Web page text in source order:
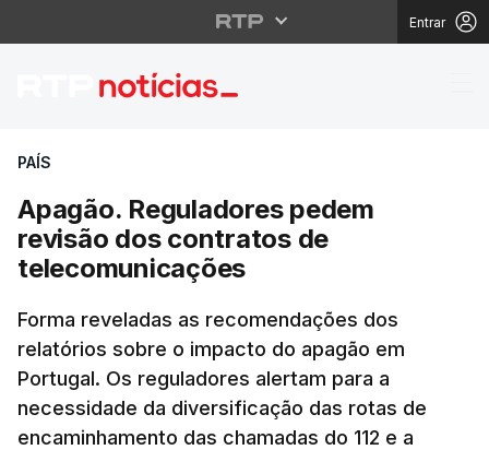
Entrar
Apagão.
PAÍS
Apagão. Reguladores pedem
revisão dos contratos de
telecomunicações
Forma reveladas as recomendações dos
relatórios sobre o impacto do apagão em
Portugal. Os reguladores alertam para a
necessidade da diversificação das rotas de
encaminhamento das chamadas do 112 e a